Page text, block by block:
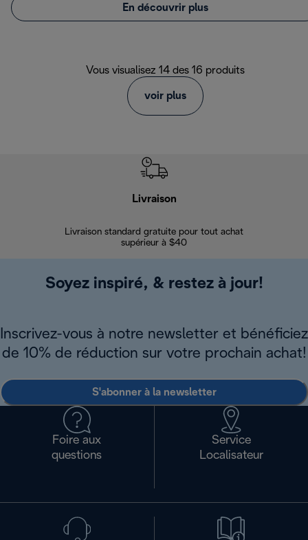
En découvrir plus
Vous visualisez 14 des 16 produits
voir plus
Livraison
Livraison standard gratuite pour tout achat
supérieur à $40
Soyez inspiré, & restez à jour!
Inscrivez-vous à notre newsletter et bénéficiez
de 10% de réduction sur votre prochain achat!
S'abonner à la newsletter
Foire aux
questions
Service
Localisateur